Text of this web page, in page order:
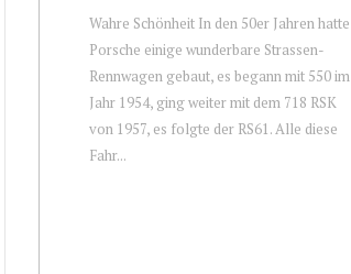
Wahre Schönheit In den 50er Jahren hatte
Porsche einige wunderbare Strassen-
Rennwagen gebaut, es begann mit 550 im
Jahr 1954, ging weiter mit dem 718 RSK
von 1957, es folgte der RS61. Alle diese
Fahr...